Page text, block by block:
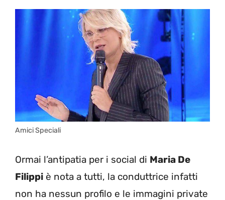
Amici Speciali
Ormai l’antipatia per i social di Maria De
Filippi è nota a tutti, la conduttrice infatti
non ha nessun profilo e le immagini private